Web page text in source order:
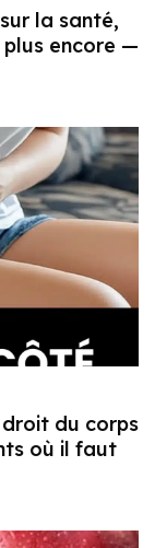
la santé,
encore —
du corps
où il faut